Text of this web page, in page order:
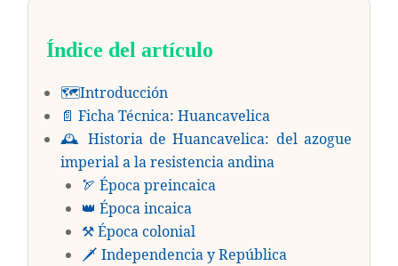
Índice del artículo
🗺️Introducción
📄 Ficha Técnica: Huancavelica
🕰️ Historia de Huancavelica: del azogue
imperial a la resistencia andina
🏹 Época preincaica
👑 Época incaica
⚒️ Época colonial
🗡️ Independencia y República